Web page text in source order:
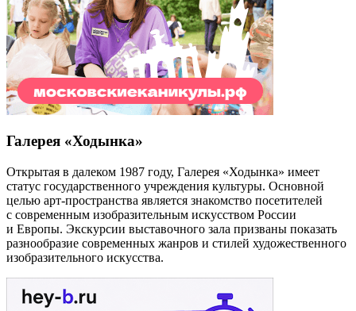
Галерея «Ходынка»
Открытая в далеком 1987 году, Галерея «Ходынка» имеет
статус государственного учреждения культуры. Основной
целью арт-пространства является знакомство посетителей
с современным изобразительным искусством России
и Европы. Экскурсии выставочного зала призваны показать
разнообразие современных жанров и стилей художественного
изобразительного искусства.